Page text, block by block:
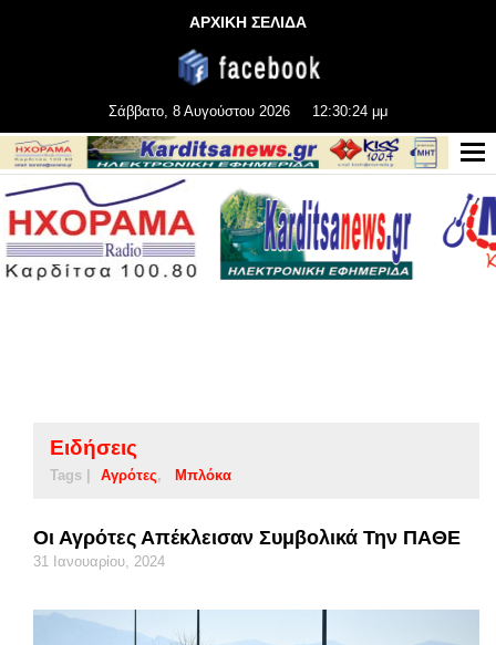
ΑΡΧΙΚΗ ΣΕΛΙΔΑ
Σάββατο, 8 Αυγούστου 2026 12:30:25 μμ
Ειδήσεις
Tags | Αγρότες Μπλόκα
Οι Αγρότες Απέκλεισαν Συμβολικά Την ΠΑΘΕ
31 Ιανουαρίου, 2024